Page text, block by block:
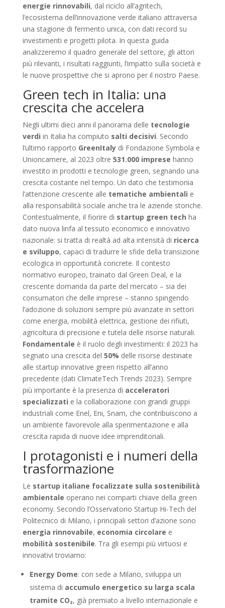
energie rinnovabili, dal riciclo all’agritech,
l’ecosistema dell’innovazione verde italiano attraversa
una stagione di fermento unica, con dati record su
investimenti e progetti pilota. In questa guida
analizzeremo il quadro generale del settore, gli attori
più rilevanti, i risultati raggiunti, l’impatto sulla società e
le nuove prospettive che si aprono per il nostro Paese.
Green tech in Italia: una
crescita che accelera
Negli ultimi dieci anni il panorama delle tecnologie
verdi in Italia ha compiuto salti decisivi. Secondo
l’ultimo rapporto GreenItalydi Fondazione Symbola e
Unioncamere, al 2023 oltre 531.000 imprese hanno
investito in prodotti e tecnologie green, segnando una
crescita costante nel tempo. Un dato che testimonia
l’attenzione crescente alle tematiche ambientali e
alla responsabilità sociale anche tra le aziende storiche.
Contestualmente, il fiorire di startup green tech ha
dato nuova linfa al tessuto economico e innovativo
nazionale: si tratta di realtà ad alta intensità di ricerca
e sviluppo, capaci di tradurre le sfide della transizione
ecologica in opportunità concrete. Il contesto
normativo europeo, trainato dal Green Deal, e la
crescente domanda da parte del mercato – sia dei
consumatori che delle imprese – stanno spingendo
l’adozione di soluzioni sempre più avanzate in settori
come energia, mobilità elettrica, gestione dei rifiuti,
agricoltura di precisione e tutela delle risorse naturali.
Fondamentale è il ruolo degli investimenti: il 2023 ha
segnato una crescita del 50% delle risorse destinate
alle startup innovative green rispetto all’anno
precedente (dati ClimateTech Trends 2023). Sempre
più importante è la presenza di acceleratori
specializzati e la collaborazione con grandi gruppi
industriali come Enel, Eni, Snam, che contribuiscono a
un ambiente favorevole alla sperimentazione e alla
crescita rapida di nuove idee imprenditoriali.
I protagonisti e i numeri della
trasformazione
Le startup italiane focalizzate sulla sostenibilità
ambientale operano nei comparti chiave della green
economy. Secondo l’Osservatorio Startup Hi-Tech del
Politecnico di Milano, i principali settori d’azione sono
energia rinnovabile, economia circolare e
mobilità sostenibile. Tra gli esempi più virtuosi e
innovativi troviamo:
Energy Dome: con sede a Milano, sviluppa un
sistema di accumulo energetico su larga scala
tramite CO₂, già premiato a livello internazionale e